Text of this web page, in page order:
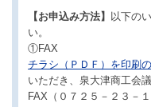
【お申込み方法】
以下の
い。
①FAX
チラシ（ＰＤＦ）を印刷の
いただき、泉大津商工会
FAX（０７２５－２３－